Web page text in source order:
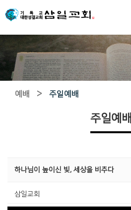
예배 > 주일예배
주일예배
하나님이 높이신 빛, 세상을 비추다
삼일교회